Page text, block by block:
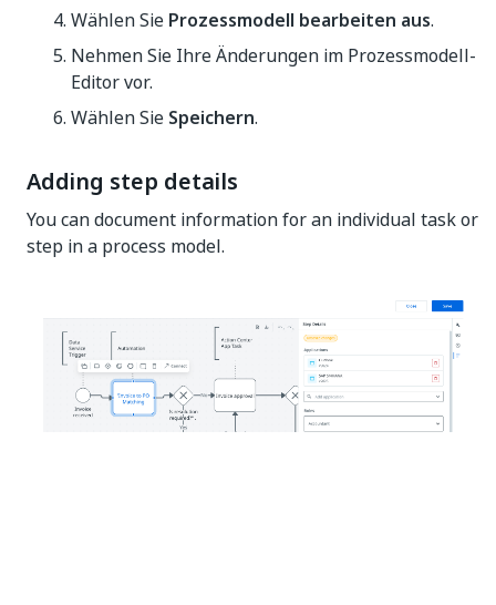
Wählen Sie Prozessmodell bearbeiten aus.
Nehmen Sie Ihre Änderungen im Prozessmodell-
Editor vor.
Wählen Sie Speichern.
Adding step details
You can document information for an individual task or
step in a process model.